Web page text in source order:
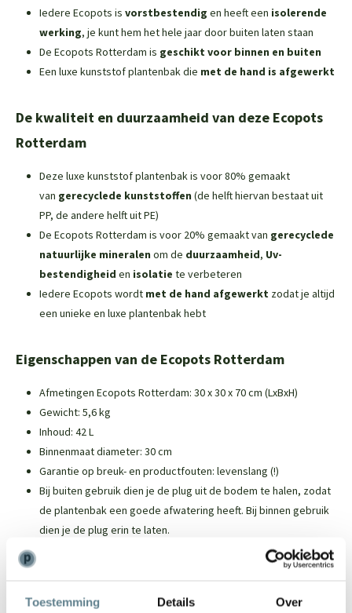
Toestemming Details Over
Iedere Ecopots is vorstbestendig en heeft een isolerende
werking, je kunt hem het hele jaar door buiten laten staan
De Ecopots Rotterdam is geschikt voor binnen en buiten
Een luxe kunststof plantenbak die met de hand is afgewerkt
De kwaliteit en duurzaamheid van deze Ecopots
Rotterdam
Deze luxe kunststof plantenbak is voor 80% gemaakt
van gerecyclede kunststoffen (de helft hiervan bestaat uit
PP, de andere helft uit PE)
De Ecopots Rotterdam is voor 20% gemaakt van gerecyclede
natuurlijke mineralen om de duurzaamheid, Uv-
bestendigheid en isolatie te verbeteren
Iedere Ecopots wordt met de hand afgewerkt zodat je altijd
een unieke en luxe plantenbak hebt
Eigenschappen van de Ecopots Rotterdam
Afmetingen Ecopots Rotterdam: 30 x 30 x 70 cm (LxBxH)
Gewicht: 5,6 kg
Inhoud: 42 L
Binnenmaat diameter: 30 cm
Garantie op breuk- en productfouten: levenslang (!)
Bij buiten gebruik dien je de plug uit de bodem te halen, zodat
de plantenbak een goede afwatering heeft. Bij binnen gebruik
dien je de plug erin te laten.
Ecopots zijn duurzame plantenbakken die worden gemaakt van